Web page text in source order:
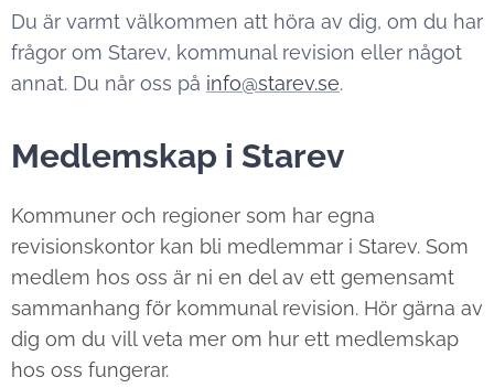
Du är varmt välkommen att höra av dig, om du har
frågor om Starev, kommunal revision eller något
annat. Du når oss på info@starev.se.
Medlemskap i Starev
Kommuner och regioner som har egna
revisionskontor kan bli medlemmar i Starev. Som
medlem hos oss är ni en del av ett gemensamt
sammanhang för kommunal revision. Hör gärna av
dig om du vill veta mer om hur ett medlemskap
hos oss fungerar.